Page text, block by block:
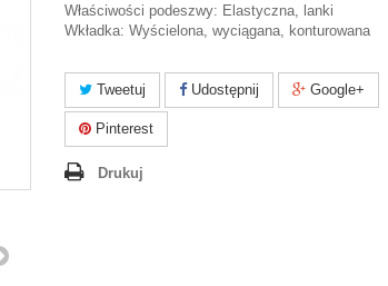
Właściwości podeszwy: Elastyczna, lanki
Wkładka: Wyścielona, wyciągana, konturowana
Tweetuj Udostępnij Google+
Pinterest
Drukuj